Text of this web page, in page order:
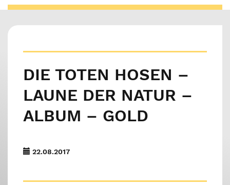
DIE TOTEN HOSEN –
LAUNE DER NATUR –
ALBUM – GOLD
22.08.2017